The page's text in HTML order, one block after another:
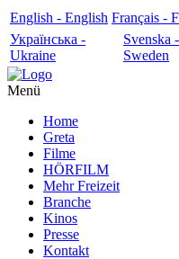
English - English Français -
Українська -
Ukraine
Svenska -
Sweden
Menü
Home
Greta
Filme
HÖRFILM
Mehr Freizeit
Branche
Kinos
Presse
Kontakt